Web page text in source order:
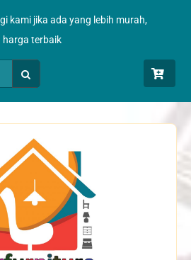
kami jika ada yang lebih murah,
harga terbaik